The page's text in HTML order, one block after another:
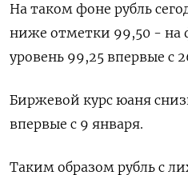
На таком фоне рубль
ниже отметки 99,50 - на
уровень 99,25 впервые с
Биржевой курс юаня
впервые с 9 января.
Таким образом рубль с